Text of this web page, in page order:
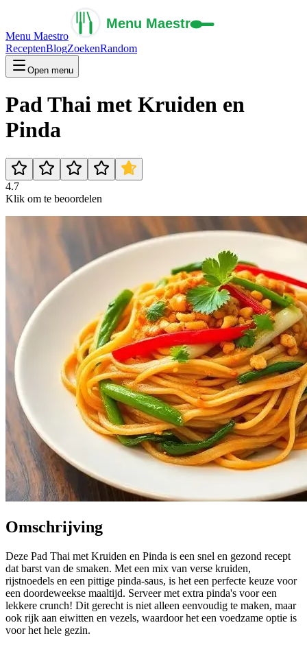
Menu Maestro
ReceptenBlogZoekenRandom
Open menu
Pad Thai met Kruiden en
Pinda
4.7
Klik om te beoordelen
Omschrijving
Deze Pad Thai met Kruiden en Pinda is een snel en gezond recept
dat barst van de smaken. Met een mix van verse kruiden,
rijstnoedels en een pittige pinda-saus, is het een perfecte keuze voor
een doordeweekse maaltijd. Serveer met extra pinda's voor een
lekkere crunch! Dit gerecht is niet alleen eenvoudig te maken, maar
ook rijk aan eiwitten en vezels, waardoor het een voedzame optie is
voor het hele gezin.